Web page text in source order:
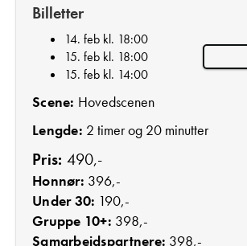
Billetter
14. feb kl. 18:00
15. feb kl. 18:00
15. feb kl. 14:00
Scene: Hovedscenen
Lengde: 2 timer og 20 minutter
Pris: 490,-
Honnør: 396,-
Under 30: 190,-
Gruppe 10+: 398,-
Samarbeidspartnere: 398,-